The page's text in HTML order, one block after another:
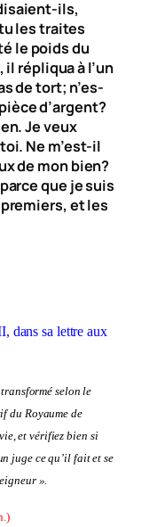
ils,
les traites
le poids du
répliqua à l’un
de tort; n’es-
d’argent?
Je veux
Ne m’est-il
de mon bien?
que je suis
et les
dans sa lettre aux
selon le
du Royaume de
et vérifiez bien si
juge ce qu’il fait et se
».